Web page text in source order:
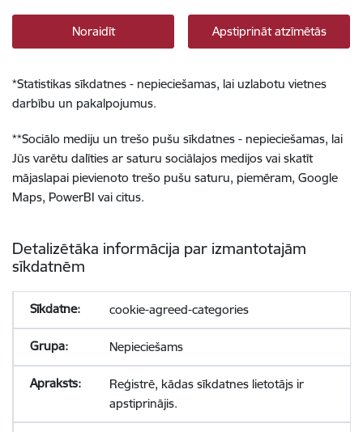
Noraidīt Apstiprināt atzīmētās
*Statistikas sīkdatnes - nepieciešamas, lai uzlabotu vietnes
darbību un pakalpojumus.
**Sociālo mediju un trešo pušu sīkdatnes - nepieciešamas, lai
Jūs varētu dalīties ar saturu sociālajos medijos vai skatīt
mājaslapai pievienoto trešo pušu saturu, piemēram, Google
Maps, PowerBI vai citus.
Detalizētāka informācija par izmantotajām
sīkdatnēm
cookie-agreed-categories
Nepieciešams
Reģistrē, kādas sīkdatnes lietotājs ir
apstiprinājis.